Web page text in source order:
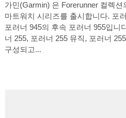
가민(Garmin) 은 Forerunner 컬렉
마트워치 시리즈를 출시합니다. 포
포러너 945의 후속 포러너 955입니
너 255, 포러너 255 뮤직, 포러너
구성되고...